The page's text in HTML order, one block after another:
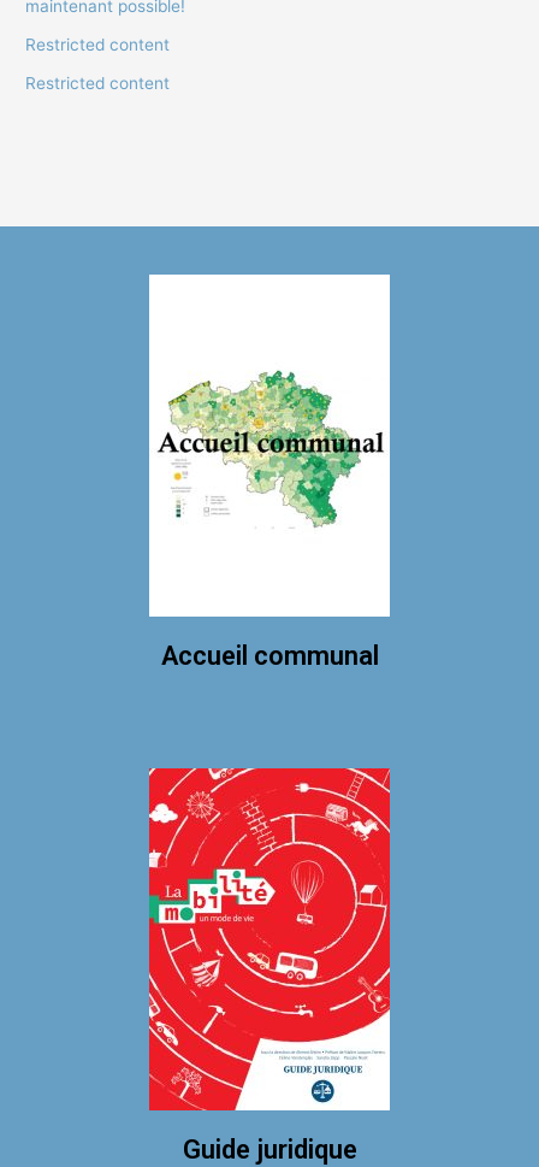
maintenant possible!
Restricted content
Restricted content
Accueil communal
Guide juridique